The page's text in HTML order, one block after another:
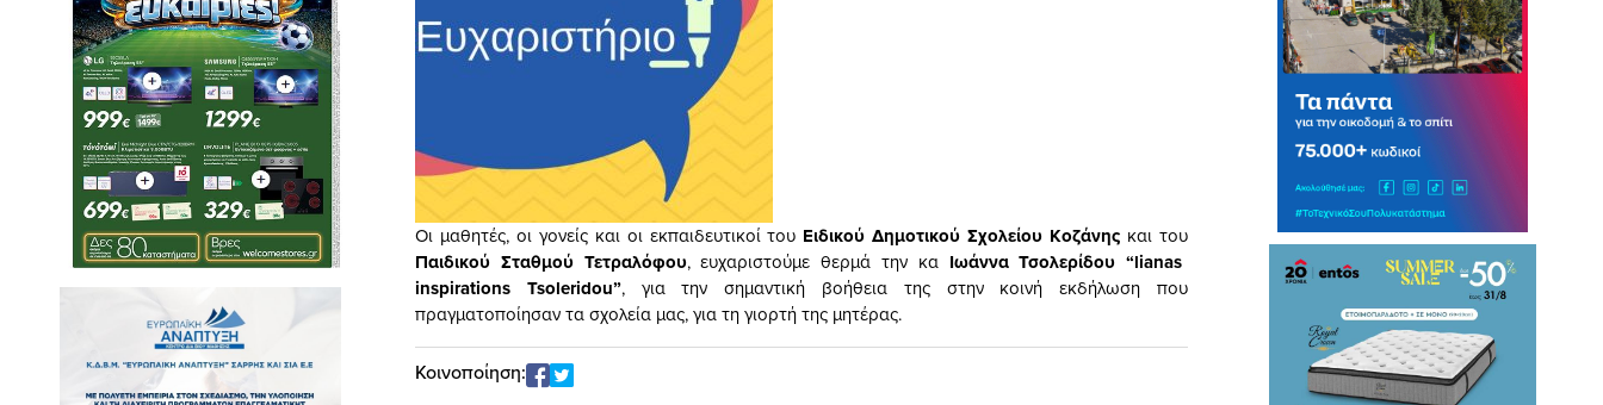
Οι μαθητές, οι γονείς και οι εκπαιδευτικοί του Ειδικού Δημοτικού Σχολείου Κοζάνης και του
Παιδικού Σταθμού Τετραλόφου, ευχαριστούμε θερμά την κα Ιωάννα Τσολερίδου “lianas
inspirations
Tsoleridou”, για την σημαντική βοήθεια της στην κοινή εκδήλωση που
πραγματοποίησαν τα σχολεία μας, για τη γιορτή της μητέρας.
Κοινοποίηση: